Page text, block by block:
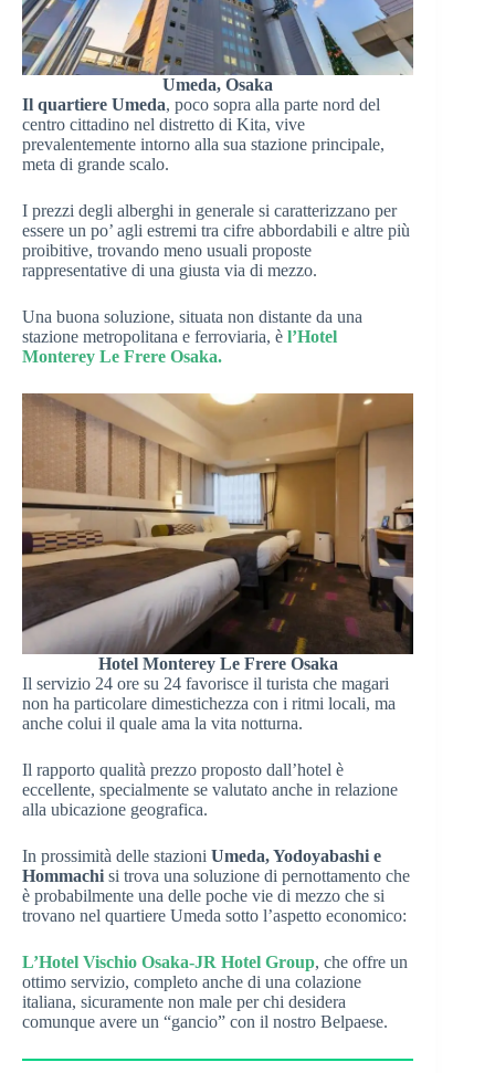
Umeda, Osaka
Il quartiere Umeda, poco sopra alla parte nord del
centro cittadino nel distretto di Kita, vive
prevalentemente intorno alla sua stazione principale,
meta di grande scalo.
I prezzi degli alberghi in generale si caratterizzano per
essere un po’ agli estremi tra cifre abbordabili e altre più
proibitive, trovando meno usuali proposte
rappresentative di una giusta via di mezzo.
Una buona soluzione, situata non distante da una
stazione metropolitana e ferroviaria, è l’Hotel
Monterey Le Frere Osaka.
Hotel Monterey Le Frere Osaka
Il servizio 24 ore su 24 favorisce il turista che magari
non ha particolare dimestichezza con i ritmi locali, ma
anche colui il quale ama la vita notturna.
Il rapporto qualità prezzo proposto dall’hotel è
eccellente, specialmente se valutato anche in relazione
alla ubicazione geografica.
In prossimità delle stazioni Umeda, Yodoyabashi e
Hommachi si trova una soluzione di pernottamento che
è probabilmente una delle poche vie di mezzo che si
trovano nel quartiere Umeda sotto l’aspetto economico:
L’Hotel Vischio Osaka-JR Hotel Group, che offre un
ottimo servizio, completo anche di una colazione
italiana, sicuramente non male per chi desidera
comunque avere un “gancio” con il nostro Belpaese.